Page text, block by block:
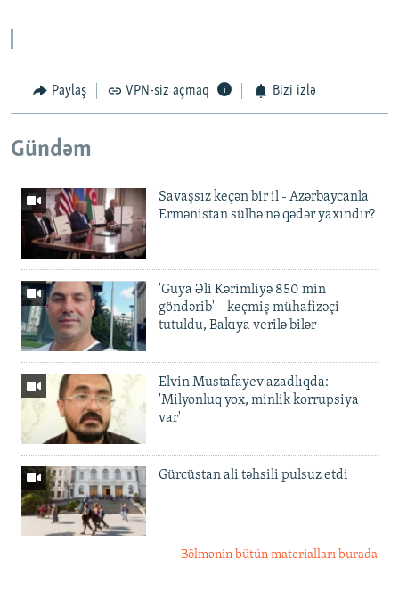
Paylaş VPN-siz açmaq Bizi izlə
Gündəm
Savaşsız keçən bir il - Azərbaycanla
Ermənistan sülhə nə qədər yaxındır?
'Guya Əli Kərimliyə 850 min
göndərib' – keçmiş mühafizəçi
tutuldu, Bakıya verilə bilər
Elvin Mustafayev azadlıqda:
'Milyonluq yox, minlik korrupsiya
var'
Gürcüstan ali təhsili pulsuz etdi
Bölmənin bütün materialları burada